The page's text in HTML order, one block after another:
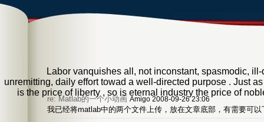
Labor vanquishes all, not inconstant, spasmodic,
unremitting, daily effort towad a well-directed purpose . Just
is the price of liberty , so is eternal industry the price of
re: Matlab的一个小动画 Amigo 2008-09-26 23:06
我已经将matlab中的两个文件上传，放在文章底部，有需要可以